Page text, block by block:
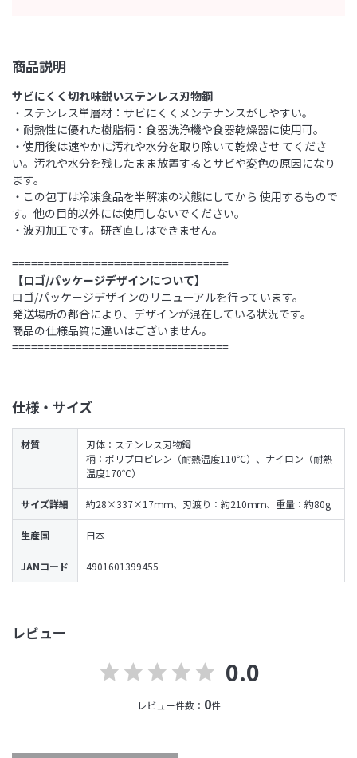
レビュー
0.0
レビュー件数： 0件
商品説明
サビにくく切れ味鋭いステンレス刃物鋼
・ステンレス単層材：サビにくくメンテナンスがしやすい。
・耐熱性に優れた樹脂柄：食器洗浄機や食器乾燥器に使用可。
・使用後は速やかに汚れや水分を取り除いて乾燥させ てくださ
い。汚れや水分を残したまま放置するとサビや変色の原因になり
ます。
・この包丁は冷凍食品を半解凍の状態にしてから 使用するもので
す。他の目的以外には使用しないでください。
・波刃加工です。研ぎ直しはできません。
==================================
【ロゴ/パッケージデザインについて】
ロゴ/パッケージデザインのリニューアルを行っています。
発送場所の都合により、デザインが混在している状況です。
商品の仕様品質に違いはございません。
==================================
仕様・サイズ
材質
刃体：ステンレス刃物鋼
柄：ポリプロピレン（耐熱温度110℃）、ナイロン（耐熱
温度170℃）
サイズ詳細 約28×337×17ｍｍ、刃渡り：約210ｍｍ、重量：約80g
生産国 日本
JANコード 4901601399455